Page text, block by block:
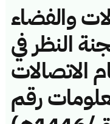
والفضاء
النظر في
الاتصالات
رقم